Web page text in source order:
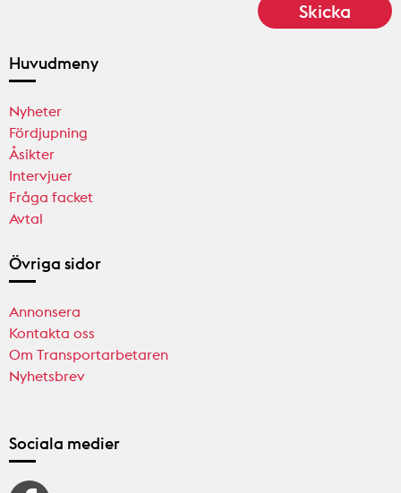
Huvudmeny
Nyheter
Fördjupning
Åsikter
Intervjuer
Fråga facket
Avtal
Övriga sidor
Annonsera
Kontakta oss
Om Transportarbetaren
Nyhetsbrev
Sociala medier